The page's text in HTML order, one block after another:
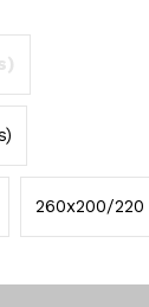
260x200/